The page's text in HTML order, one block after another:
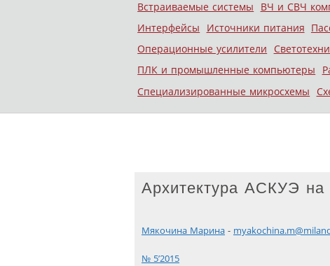
Встраиваемые системы
ВЧ и СВЧ
Интерфейсы
Источники питания
Операционные усилители
ПЛК и промышленные компьютеры
Специализированные микросхемы
Архитектура АСКУЭ
Мякочина Марина -
№ 5’2015